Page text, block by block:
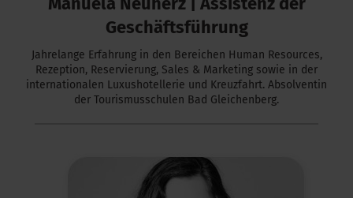
Geschäftsführung
Jahrelange Erfahrung in den Bereichen Human Resources,
Rezeption, Reservierung, Sales & Marketing sowie in der
internationalen Luxushotellerie und Kreuzfahrt. Absolventin
der Tourismusschulen Bad Gleichenberg.